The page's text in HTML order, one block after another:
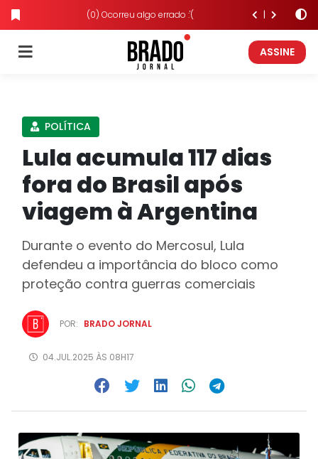
(0) Ocorreu algo errado :'(
ASSINE
POLÍTICA
Lula acumula 117 dias
fora do Brasil após
viagem à Argentina
Durante o evento do Mercosul, Lula
defendeu a importância do bloco como
proteção contra guerras comerciais
POR: BRADO JORNAL
04.JUL.2025 ÀS 08H17